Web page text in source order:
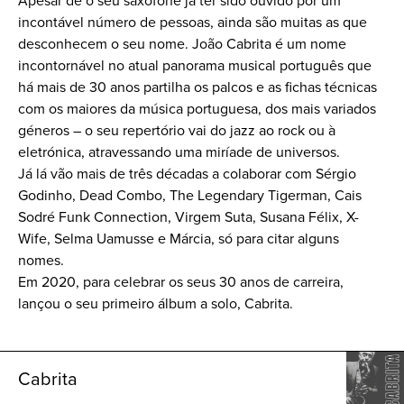
incontável número de pessoas, ainda são muitas as que
desconhecem o seu nome. João Cabrita é um nome
incontornável no atual panorama musical português que
há mais de 30 anos partilha os palcos e as fichas técnicas
com os maiores da música portuguesa, dos mais variados
géneros – o seu repertório vai do jazz ao rock ou à
eletrónica, atravessando uma miríade de universos.
Já lá vão mais de três décadas a colaborar com Sérgio
Godinho, Dead Combo, The Legendary Tigerman, Cais
Sodré Funk Connection, Virgem Suta, Susana Félix, X-
Wife, Selma Uamusse e Márcia, só para citar alguns
nomes.
Em 2020, para celebrar os seus 30 anos de carreira,
lançou o seu primeiro álbum a solo, Cabrita.
Cabrita